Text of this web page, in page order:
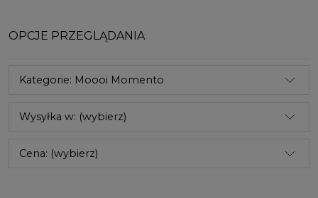
OPCJE PRZEGLĄDANIA
Kategorie: Moooi Momento
Wysyłka w: (wybierz)
Cena: (wybierz)